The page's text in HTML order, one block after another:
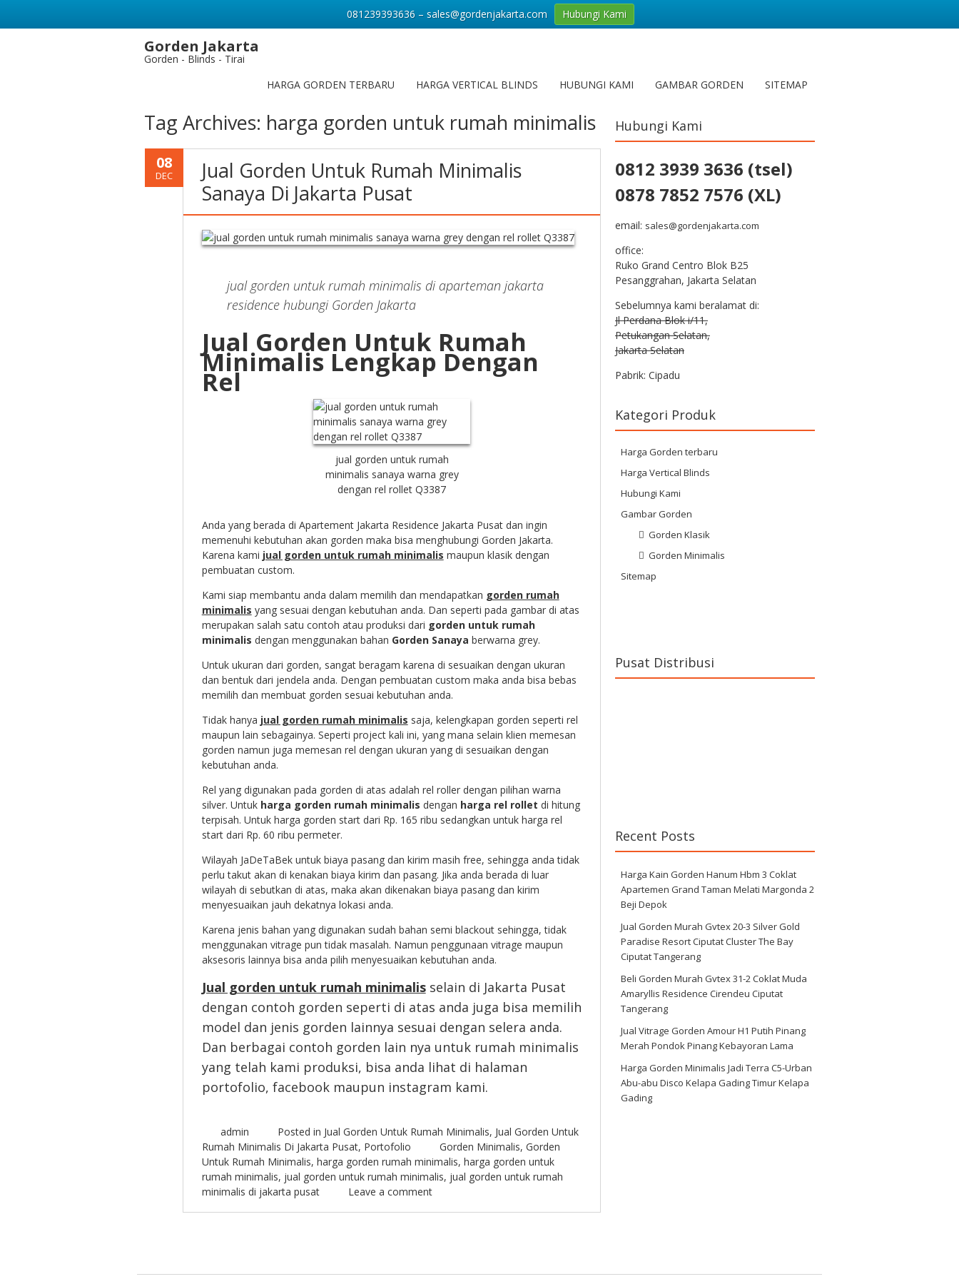
Gorden Jakarta
Gorden - Blinds - Tirai
HARGA GORDEN TERBARU
HARGA VERTICAL BLINDS HUBUNGI KAMI GAMBAR GORDEN SITEMAP
Tag Archives: harga gorden untuk rumah minimalis
08
DEC
Jual Gorden Untuk Rumah Minimalis
Sanaya Di Jakarta Pusat
jual gorden untuk rumah minimalis di aparteman jakarta
residence hubungi Gorden Jakarta
Jual Gorden Untuk Rumah
Minimalis Lengkap Dengan
Rel
jual gorden untuk rumah
minimalis sanaya warna grey
dengan rel rollet Q3387
Anda yang berada di Apartement Jakarta Residence Jakarta Pusat dan ingin
memenuhi kebutuhan akan gorden maka bisa menghubungi Gorden Jakarta.
Karena kami jual gorden untuk rumah minimalis maupun klasik dengan
pembuatan custom.
Kami siap membantu anda dalam memilih dan mendapatkan gorden rumah
minimalis yang sesuai dengan kebutuhan anda. Dan seperti pada gambar di atas
merupakan salah satu contoh atau produksi dari gorden untuk rumah
minimalis dengan menggunakan bahan Gorden Sanaya berwarna grey.
Untuk ukuran dari gorden, sangat beragam karena di sesuaikan dengan ukuran
dan bentuk dari jendela anda. Dengan pembuatan custom maka anda bisa bebas
memilih dan membuat gorden sesuai kebutuhan anda.
Tidak hanya jual gorden rumah minimalis saja, kelengkapan gorden seperti rel
maupun lain sebagainya. Seperti project kali ini, yang mana selain klien memesan
gorden namun juga memesan rel dengan ukuran yang di sesuaikan dengan
kebutuhan anda.
Rel yang digunakan pada gorden di atas adalah rel roller dengan pilihan warna
silver. Untuk harga gorden rumah minimalis dengan harga rel rollet di hitung
terpisah. Untuk harga gorden start dari Rp. 165 ribu sedangkan untuk harga rel
start dari Rp. 60 ribu permeter.
Wilayah JaDeTaBek untuk biaya pasang dan kirim masih free, sehingga anda tidak
perlu takut akan di kenakan biaya kirim dan pasang. Jika anda berada di luar
wilayah di sebutkan di atas, maka akan dikenakan biaya pasang dan kirim
menyesuaikan jauh dekatnya lokasi anda.
Karena jenis bahan yang digunakan sudah bahan semi blackout sehingga, tidak
menggunakan vitrage pun tidak masalah. Namun penggunaan vitrage maupun
aksesoris lainnya bisa anda pilih menyesuaikan kebutuhan anda.
Jual gorden untuk rumah minimalisselain di Jakarta Pusat
dengan contoh gorden seperti di atas anda juga bisa memilih
model dan jenis gorden lainnya sesuai dengan selera anda.
Dan berbagai contoh gorden lain nya untuk rumah minimalis
yang telah kami produksi, bisa anda lihat di halaman
portofolio, facebook maupun instagram kami.
admin Posted in Jual Gorden Untuk Rumah Minimalis, Jual Gorden Untuk
Rumah Minimalis Di Jakarta Pusat, Portofolio Gorden Minimalis, Gorden
Untuk Rumah Minimalis, harga gorden rumah minimalis, harga gorden untuk
rumah minimalis, jual gorden untuk rumah minimalis, jual gorden untuk rumah
minimalis di jakarta pusat
Leave a comment
Hubungi Kami
0812 3939 3636 (tsel)
0878 7852 7576 (XL)
email: sales@gordenjakarta.com
office:
Ruko Grand Centro Blok B25
Pesanggrahan, Jakarta Selatan
Sebelumnya kami beralamat di:
Jl Perdana Blok i/11,
Petukangan Selatan,
Jakarta Selatan
Pabrik: Cipadu
Kategori Produk
Harga Gorden terbaru
Harga Vertical Blinds
Hubungi Kami
Gambar Gorden
Gorden Klasik
Gorden Minimalis
Sitemap
Pusat Distribusi
Recent Posts
Harga Kain Gorden Hanum Hbm 3 Coklat
Apartemen Grand Taman Melati Margonda 2
Beji Depok
Jual Gorden Murah Gvtex 20-3 Silver Gold
Paradise Resort Ciputat Cluster The Bay
Ciputat Tangerang
Beli Gorden Murah Gvtex 31-2 Coklat Muda
Amaryllis Residence Cirendeu Ciputat
Tangerang
Jual Vitrage Gorden Amour H1 Putih Pinang
Merah Pondok Pinang Kebayoran Lama
Harga Gorden Minimalis Jadi Terra C5-Urban
Abu-abu Disco Kelapa Gading Timur Kelapa
Gading
081239393636 – sales@gordenjakarta.com Hubungi Kami